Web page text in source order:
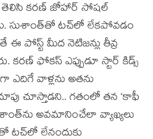
తెలిసి కరణ్ జోహార్ సోషల్
సుశాంత్‌తో టచ్‌లో లేకపోవడం
ఈ పోస్ట్ మీద నెటిజన్లు తీవ్ర
కరణ్ ఫోకస్ ఎప్పుడూ స్టార్ కిడ్స్
వాళ్లను అతను
చూస్తాడని.. గతంలో తన ‘కాఫీ
అవమానించేలా వ్యాఖ్యలు
టచ్‌లో లేనందుకు